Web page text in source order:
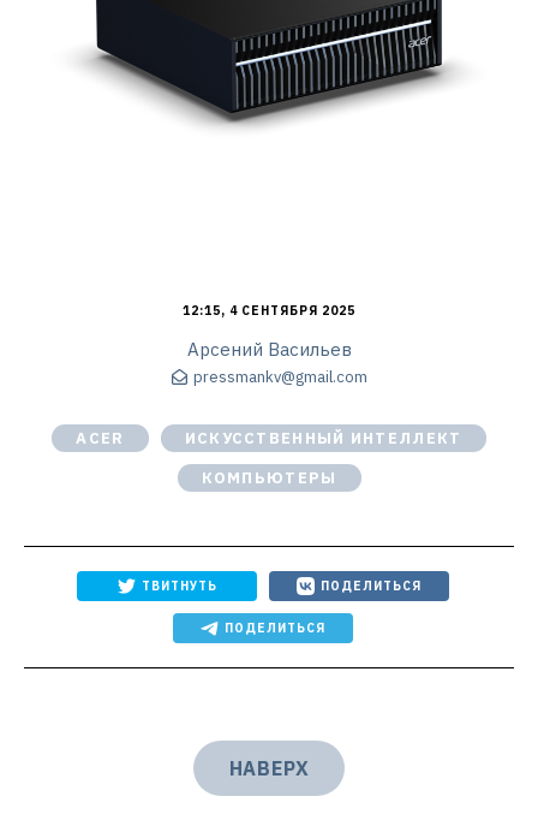
12:15, 4 СЕНТЯБРЯ 2025
Арсений Васильев
pressmankv@gmail.com
ACER
ИСКУССТВЕННЫЙ ИНТЕЛЛЕКТ
КОМПЬЮТЕРЫ
ТВИТНУТЬ ПОДЕЛИТЬСЯ
ПОДЕЛИТЬСЯ
НАВЕРХ